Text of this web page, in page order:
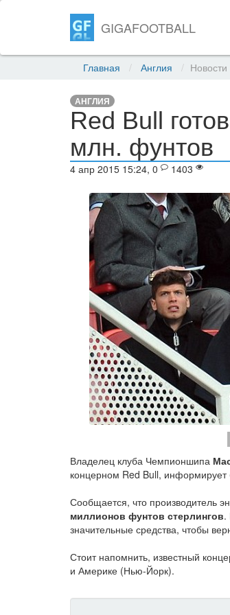
GIGAFOOTBALL
Главная Англия Новости
АНГЛИЯ
Red Bull
млн. фунтов
4 апр 2015 15:24, 0 1403
Владелец клуба Чемпионшипа
концерном Red Bull, информирует
Сообщается, что производитель
миллионов фунтов стерлингов.
значительные средства, чтобы
Стоит напомнить, известный
и Америке (Нью-Йорк).